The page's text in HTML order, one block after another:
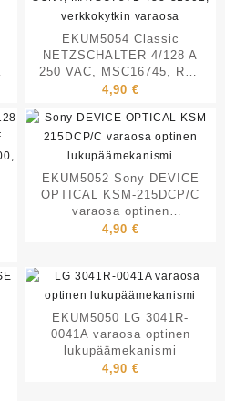
EKUM5054 Classic
NETZSCHALTER 4/128 A
250 VAC, MSC16745, REF
SONY, MATSUI 571-433-
varaosa
4,90 €
EKUM5052 Sony DEVICE
OPTICAL KSM-215DCP/C
varaosa optinen
lukupäämekanismi
4,90 €
EKUM5050 LG 3041R-
0041A varaosa optinen
lukupäämekanismi
4,90 €